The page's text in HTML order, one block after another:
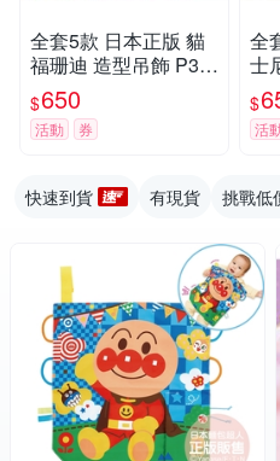
全套5款 日本正版 貓
福珊迪 造型吊飾 P3
扭蛋 轉蛋 公仔 水果貓
咪 蘋果貓 西瓜貓 檸檬
貓 火龍果貓 mofusan
94
$650
活動 券
全
士
傑
路
$
活
快速到貨 有現貨 挑戰低